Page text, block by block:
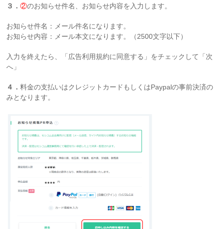
３．②のお知らせ件名、お知らせ内容を入力します。
お知らせ件名：メール件名になります。
お知らせ内容：メール本文になります。（2500文字以下）
入力を終えたら、「広告利用規約に同意する」をチェックして「次
へ」
４．料金の支払いはクレジットカードもしくはPaypalの事前決済の
みとなります。